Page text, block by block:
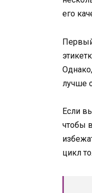
его
лучше
Если
чтобы
цикл